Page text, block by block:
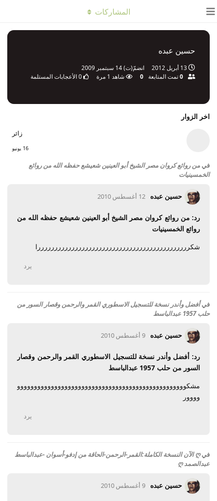
حسين عبده
13 أبريل 2012 انضمّ(ت)14 سبتمبر 2009
0تمت المتابعة 0 شاهد 1 مرة 0الأعجابات المستلمة
المشاركات
اخر الزوار
زائر
16 يونيو
في من روائع كروان مصر الشيخ أبو العينين شعيشع حفظه الله من روائع
الخمسينيات
حسين عبده 12 أغسطس 2010
رد: من روائع كروان مصر الشيخ أبو العينين شعيشع حفظه الله من
روائع الخمسينيات
شكرررررررررررررررررررررررررررررررررررررررررررررا
يرد
فيأفضل وأندر نسخة للتسجيل الاسطوري القمر والرحمن وقصار السور من
حلب 1957 عبدالباسط
حسين عبده 9 أغسطس 2010
رد: أفضل وأندر نسخة للتسجيل الاسطوري القمر والرحمن وقصار
السور من حلب 1957 عبدالباسط
مشكوووووووووووووووووووووووووووووووووووووووووووووووووو
وووور
يرد
في
ღ الآن النسخة الكاملة:القمر-الرحمن-الحاقة من إدفو-أسوان -عبدالباسط
عبدالصمد ღ
حسين عبده 9 أغسطس 2010